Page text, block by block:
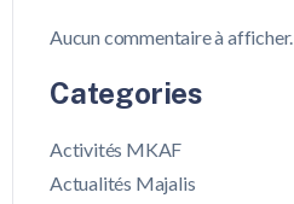
Aucun commentaire à afficher.
Categories
Activités MKAF
Actualités Majalis